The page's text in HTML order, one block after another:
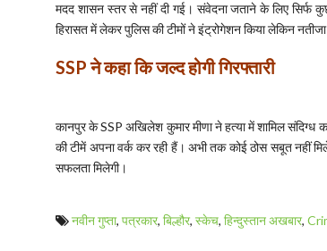
मदद शासन स्तर से नहीं दी गई। संवेदना जताने के लिए सिर्फ
हिरासत में लेकर पुलिस की टीमों ने इंट्रोगेशन किया लेकिन नतीजा
SSP ने कहा कि जल्द होगी गिरफ्तारी
कानपुर के SSP अखिलेश कुमार मीणा ने हत्या में शामिल संदिग्ध
की टीमें अपना वर्क कर रही हैं। अभी तक कोई ठोस सबूत नहीं
सफलता मिलेगी।
नवीन गुप्ता, पत्रकार, बिल्हौर, स्केच, हिन्दुस्तान अखबार,